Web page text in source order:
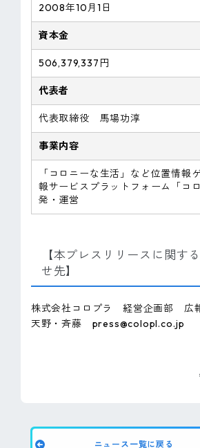
2008年10月1日
資本金
506,379,337円
代表者
代表取締役 馬場功淳
事業内容
「コロニーな生活」など位置情報
報サービスプラットフォーム「コ
発・運営
【本プレスリリースに関す
せ先】
株式会社コロプラ 経営企画部 広
天野・斉藤 press@colopl.co.jp
ニュース一覧に戻る